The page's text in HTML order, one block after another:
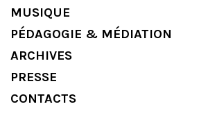
MUSIQUE
PÉDAGOGIE & MÉDIATION
ARCHIVES
PRESSE
CONTACTS